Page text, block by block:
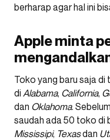
berharap agar hal ini
Apple minta
Toko yang baru saja di
di Alabama, California,
dan Oklahoma.
saudah ada 50 toko di
Mississipi, Texasdan